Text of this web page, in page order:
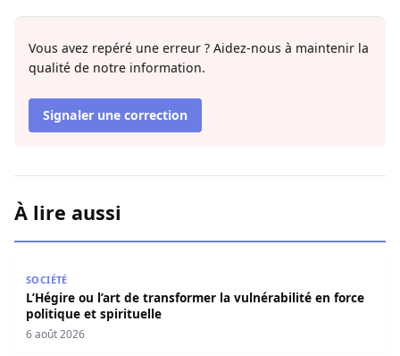
Vous avez repéré une erreur ? Aidez-nous à maintenir la
qualité de notre information.
Signaler une correction
À lire aussi
SOCIÉTÉ
L’Hégire ou l’art de transformer la vulnérabilité en force
politique et spirituelle
6 août 2026